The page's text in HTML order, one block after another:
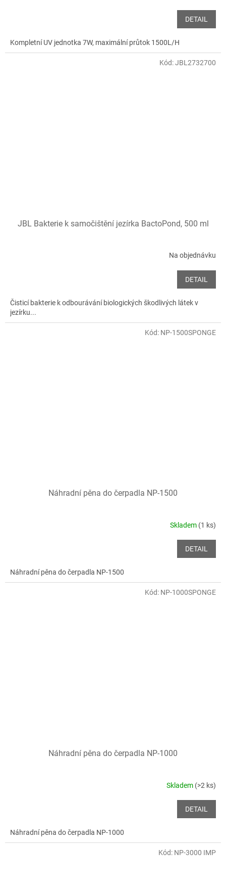
DETAIL
Kompletní UV jednotka 7W, maximální průtok 1500L/H
JBL Bakterie k samočištění jezírka BactoPond, 500 ml
Na objednávku
DETAIL
Čisticí bakterie k odbourávání biologických škodlivých látek v
jezírku...
Kód:JBL2732700
Náhradní pěna do čerpadla NP-1500
Skladem (1 ks)
DETAIL
Náhradní pěna do čerpadla NP-1500
Kód: NP-1500SPONGE
Náhradní pěna do čerpadla NP-1000
Skladem (>2 ks)
DETAIL
Náhradní pěna do čerpadla NP-1000
Kód: NP-1000SPONGE
Kód: NP-3000 IMP